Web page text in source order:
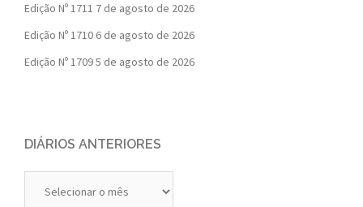
Edição Nº 1711 7 de agosto de 2026
Edição Nº 1710 6 de agosto de 2026
Edição Nº 17095 de agosto de 2026
DIÁRIOS ANTERIORES
Anteriores